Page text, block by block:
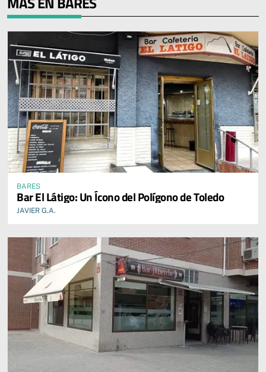
BARES
Bar El Látigo: Un Ícono del Polígono de Toledo
JAVIER G.A.